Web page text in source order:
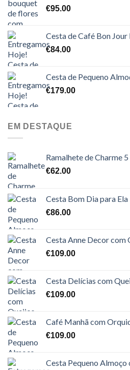
€95.00
Cesta de Café Bon Jour
€84.00
Cesta de Pequeno
€179.00
EM DESTAQUE
Ramalhete de Charme
€62.00
Cesta Bom Dia para Ela
€86.00
Cesta Anne Decor com
€109.00
Cesta Delícias com
€109.00
Café Manhã com
€109.00
Cesta Pequeno Almoço